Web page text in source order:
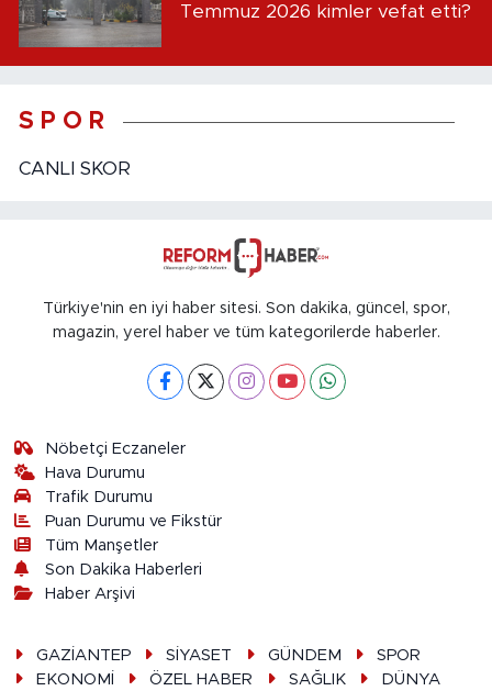
Temmuz 2026 kimler vefat etti?
S P O R
CANLI SKOR
Türkiye'nin en iyi haber sitesi. Son dakika, güncel, spor,
magazin, yerel haber ve tüm kategorilerde haberler.
Nöbetçi Eczaneler
Hava Durumu
Trafik Durumu
Puan Durumu ve Fikstür
Tüm Manşetler
Son Dakika Haberleri
Haber Arşivi
GAZİANTEP SİYASET GÜNDEM
SPOR
EKONOMİ
ÖZEL HABER SAĞLIK DÜNYA